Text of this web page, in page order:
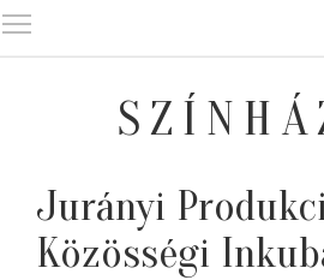
Jurányi
Közösségi